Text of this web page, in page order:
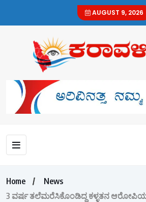
AUGUST 9, 2026
Home
News
3 ವರ್ಷ ತಲೆಮರೆಸಿಕೊಂಡಿದ್ದ ಕಳ್ಳತನ